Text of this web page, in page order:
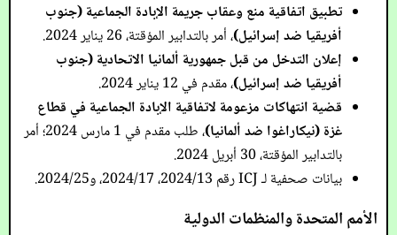
تطبيق اتفاقية منع وعقاب جريمة الإبادة الجماعية (جنوب
أفريقيا ضد إسرائيل)، أمر بالتدابير المؤقتة، 26 يناير 2024.
إعلان التدخل من قبل جمهورية ألمانيا الاتحادية (جنوب
أفريقيا ضد إسرائيل)، مقدم في 12 يناير 2024.
قضية انتهاكات مزعومة لاتفاقية الإبادة الجماعية في قطاع
غزة (نيكاراغوا ضد ألمانيا)
، طلب مقدم في 1 مارس 2024؛ أمر
بالتدابير المؤقتة، 30 أبريل 2024.
بيانات صحفية لـ ICJ رقم 2024/13، 2024/17، و2024/25.
الأمم المتحدة والمنظمات الدولية